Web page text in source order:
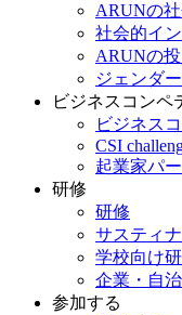
ARUNの
社会的イ
ARUNの
ジェンダ
ビジネスコンペ
ビジネス
CSI
起業家パ
研修
研修
サスティ
学校向け
企業・自
参加する